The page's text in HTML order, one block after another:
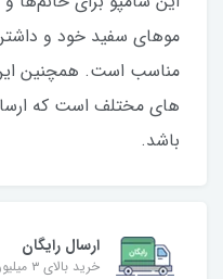
موهای سفید خود و
مناسب است. همچنین این
های مختلف است که
باشد.
ارسال رایگان
خرید بالای ۳ میلیون